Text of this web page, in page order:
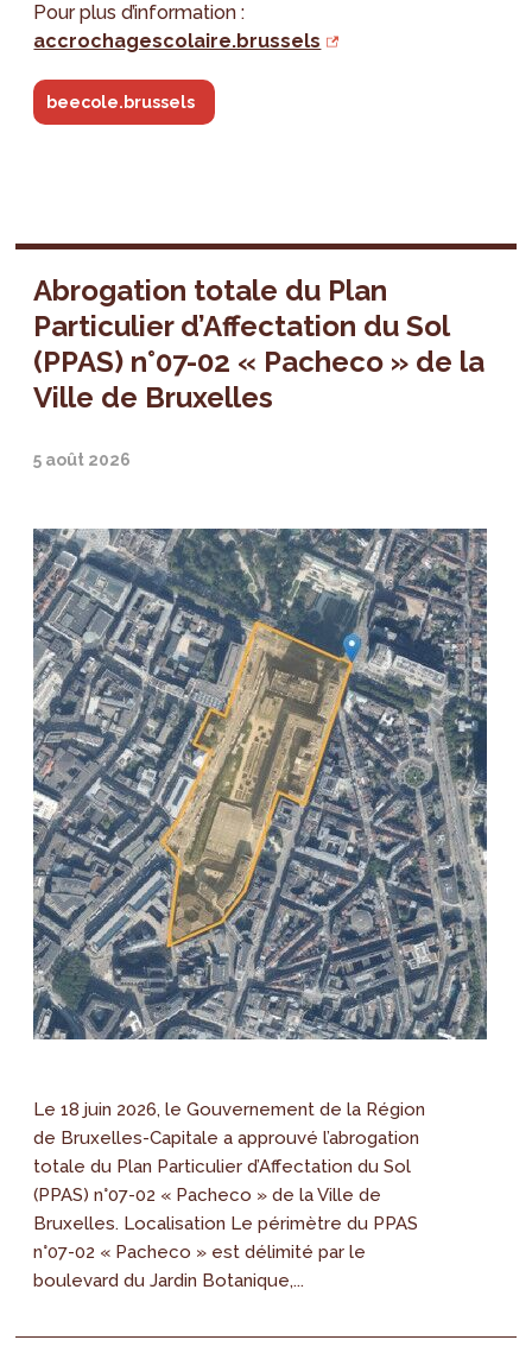
Pour plus d’information :
accrochagescolaire.brussels
beecole.brussels
Abrogation totale du Plan
Particulier d’Affectation du Sol
(PPAS) n°07-02 « Pacheco » de la
Ville de Bruxelles
5 août 2026
Le 18 juin 2026, le Gouvernement de la Région
de Bruxelles-Capitale a approuvé l’abrogation
totale du Plan Particulier d’Affectation du Sol
(PPAS) n°07-02 « Pacheco » de la Ville de
Bruxelles. Localisation Le périmètre du PPAS
n°07-02 « Pacheco » est délimité par le
boulevard du Jardin Botanique,...